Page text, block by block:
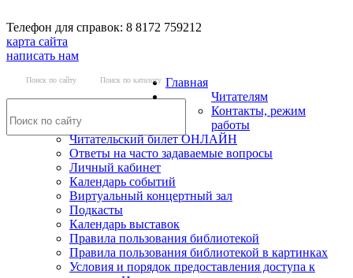
Телефон для справок: 8 8172 759212
карта сайта
написать нам
Поиск по сайту Поиск по каталогу Главная
Читателям
Контакты, режим
работы
Читательский билет ОНЛАЙН
Ответы на часто задаваемые вопросы
Личный кабинет
Календарь событий
Виртуальный концертный зал
Подкасты
Календарь выставок
Правила пользования библиотекой
Правила пользования библиотекой в картинках
Условия и порядок предоставления доступа к